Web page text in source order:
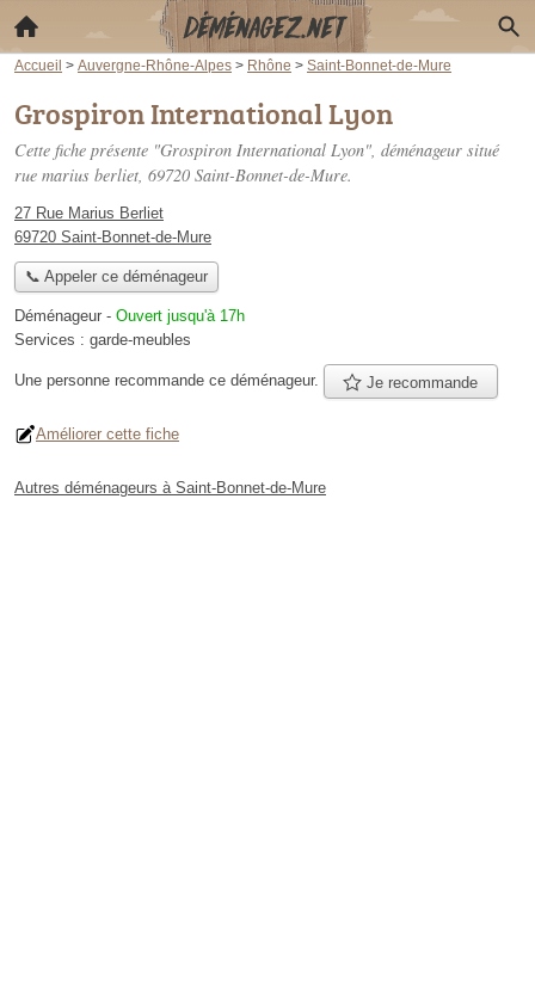
Accueil > Auvergne-Rhône-Alpes > Rhône > Saint-Bonnet-de-Mure
Grospiron International Lyon
Cette fiche présente "Grospiron International Lyon", déménageur situé
rue marius berliet, 69720 Saint-Bonnet-de-Mure.
27 Rue Marius Berliet
69720 Saint-Bonnet-de-Mure
📞 Appeler ce déménageur
Déménageur - Ouvert jusqu'à 17h
Services : garde-meubles
Une personne recommande ce déménageur. Je recommande
Améliorer cette fiche
Autres déménageurs à Saint-Bonnet-de-Mure